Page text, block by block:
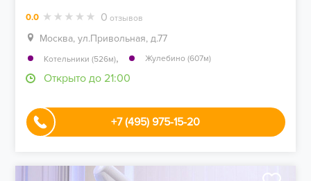
0.0 0 отзывов
Москва, ул.Привольная, д.77
Котельники (526м), Жулебино (607м)
Открыто до 21:00
+7 (495) 975-15-20